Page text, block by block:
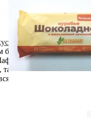
фисташки Vasco
булочкам, которые
от VASCO
так как в нём
и рисовой муки и